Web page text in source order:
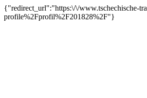
{"redirect_url":"https:\/\/www.tschechische-
profile%2Fprofil%2F201828%2F"}